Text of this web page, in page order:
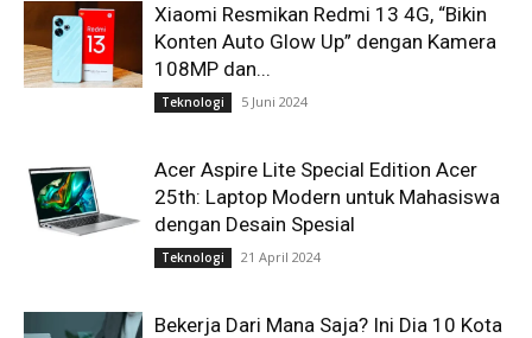
Xiaomi Resmikan Redmi 13 4G, “Bikin
Konten Auto Glow Up” dengan Kamera
108MP dan...
Teknologi 5 Juni 2024
Acer Aspire Lite Special Edition Acer
25th: Laptop Modern untuk Mahasiswa
dengan Desain Spesial
Teknologi 21 April 2024
Bekerja Dari Mana Saja? Ini Dia 10 Kota